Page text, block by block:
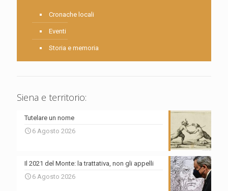
Cronache locali
Eventi
Storia e memoria
Siena e territorio:
Tutelare un nome
6 Agosto 2026
Il 2021 del Monte: la trattativa, non gli appelli
6 Agosto 2026